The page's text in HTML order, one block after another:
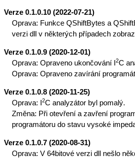
Verze 0.1.0.10 (2022-07-21)
Oprava: Funkce QShiftBytes a
verzi dll v některých případech
Verze 0.1.0.9 (2020-12-01)
Oprava: Opraveno ukončování I2C
Oprava: Opraveno zavírání
Verze 0.1.0.8 (2020-11-25)
Oprava: I2C analyzátor byl pomalý.
Změna: Při otevření a zavření
programátoru do stavu vysoké
Verze 0.1.0.7 (2020-08-31)
Oprava: V 64bitové verzi dll nešlo